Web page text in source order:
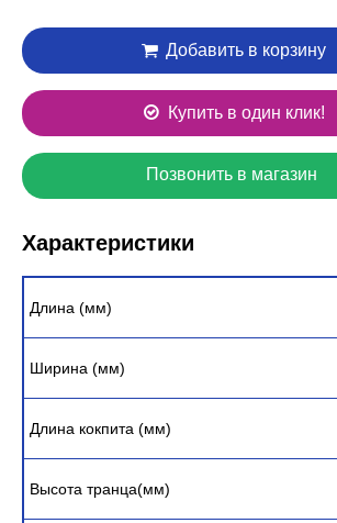
Добавить в корзину
Купить в один клик!
Позвонить в магазин
Характеристики
Длина (мм)
Ширина (мм)
Длина кокпита (мм)
Высота транца(мм)